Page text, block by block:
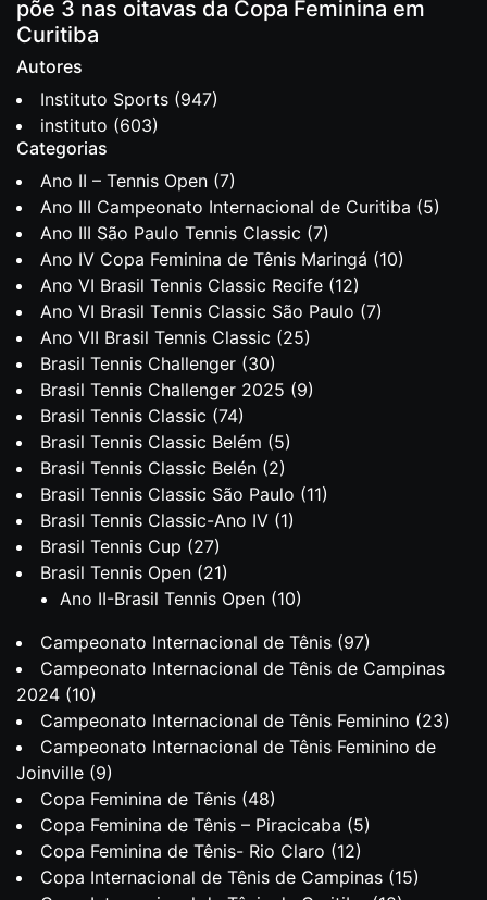
põe 3 nas oitavas da Copa Feminina em
Curitiba
Autores
Instituto Sports (947)
instituto (603)
Categorias
Ano II – Tennis Open (7)
Ano III Campeonato Internacional de Curitiba (5)
Ano III São Paulo Tennis Classic (7)
Ano IV Copa Feminina de Tênis Maringá (10)
Ano VI Brasil Tennis Classic Recife (12)
Ano VI Brasil Tennis Classic São Paulo (7)
Ano VII Brasil Tennis Classic (25)
Brasil Tennis Challenger (30)
Brasil Tennis Challenger 2025 (9)
Brasil Tennis Classic (74)
Brasil Tennis Classic Belém (5)
Brasil Tennis Classic Belén (2)
Brasil Tennis Classic São Paulo (11)
Brasil Tennis Classic-Ano IV (1)
Brasil Tennis Cup (27)
Brasil Tennis Open (21)
Ano II-Brasil Tennis Open (10)
Campeonato Internacional de Tênis (97)
Campeonato Internacional de Tênis de Campinas
2024 (10)
Campeonato Internacional de Tênis Feminino (23)
Campeonato Internacional de Tênis Feminino de
Joinville (9)
Copa Feminina de Tênis (48)
Copa Feminina de Tênis – Piracicaba (5)
Copa Feminina de Tênis- Rio Claro (12)
Copa Internacional de Tênis de Campinas (15)